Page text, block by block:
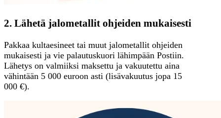
2. Lähetä jalometallit ohjeiden mukaisesti
Pakkaa kultaesineet tai muut jalometallit ohjeiden
mukaisesti ja vie palautuskuori lähimpään Postiin.
Lähetys on valmiiksi maksettu ja vakuutettu aina
vähintään 5 000 euroon asti (lisävakuutus jopa 15
000 €).